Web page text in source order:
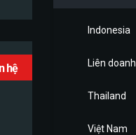
Indonesia
Liên doanh
Thailand
Việt Nam
hệ